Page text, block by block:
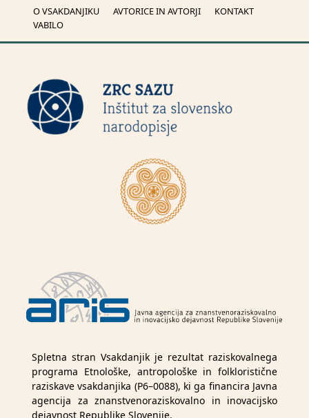
O VSAKDANJIKU AVTORICE IN AVTORJI
KONTAKT
VABILO
Spletna stran Vsakdanjik je rezultat raziskovalnega
programa Etnološke, antropološke in folkloristične
raziskave vsakdanjika (P6–0088), ki ga financira Javna
agencija za znanstvenoraziskovalno in inovacijsko
dejavnost Republike Slovenije.